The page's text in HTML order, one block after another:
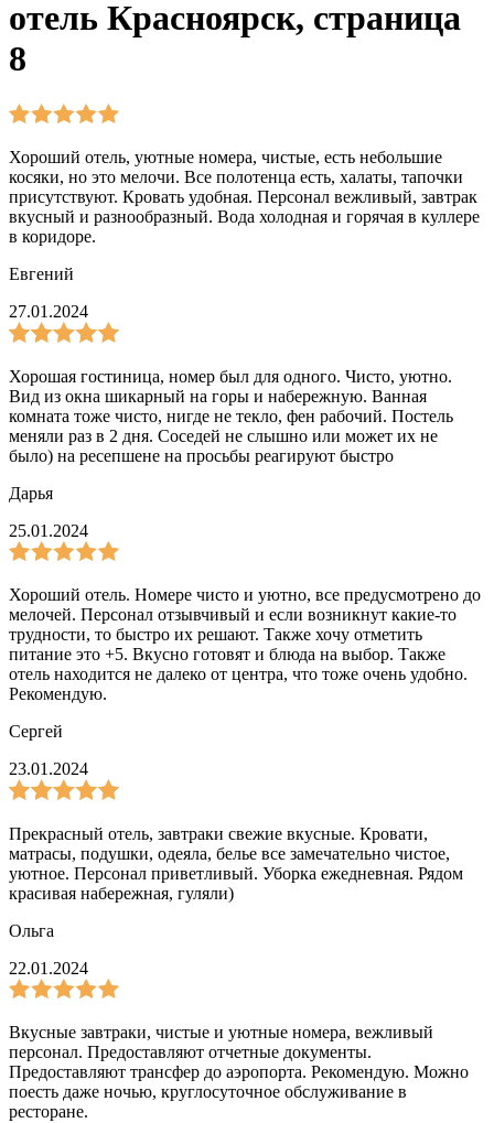
отель Красноярск, страница
8
Хороший отель, уютные номера, чистые, есть небольшие
косяки, но это мелочи. Все полотенца есть, халаты, тапочки
присутствуют. Кровать удобная. Персонал вежливый, завтрак
вкусный и разнообразный. Вода холодная и горячая в куллере
в коридоре.
Евгений
27.01.2024
Хорошая гостиница, номер был для одного. Чисто, уютно.
Вид из окна шикарный на горы и набережную. Ванная
комната тоже чисто, нигде не текло, фен рабочий. Постель
меняли раз в 2 дня. Соседей не слышно или может их не
было) на ресепшене на просьбы реагируют быстро
Дарья
25.01.2024
Хороший отель. Номере чисто и уютно, все предусмотрено до
мелочей. Персонал отзывчивый и если возникнут какие-то
трудности, то быстро их решают. Также хочу отметить
питание это +5. Вкусно готовят и блюда на выбор. Также
отель находится не далеко от центра, что тоже очень удобно.
Рекомендую.
Сергей
23.01.2024
Прекрасный отель, завтраки свежие вкусные. Кровати,
матрасы, подушки, одеяла, белье все замечательно чистое,
уютное. Персонал приветливый. Уборка ежедневная. Рядом
красивая набережная, гуляли)
Ольга
22.01.2024
Вкусные завтраки, чистые и уютные номера, вежливый
персонал. Предоставляют отчетные документы.
Предоставляют трансфер до аэропорта. Рекомендую. Можно
поесть даже ночью, круглосуточное обслуживание в
ресторане.